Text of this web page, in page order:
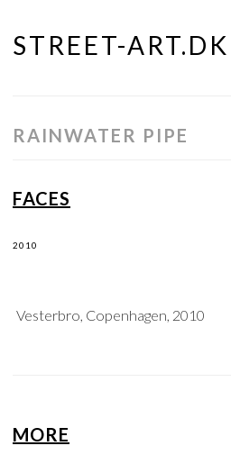
Skip
STREET-ART.DK
RAINWATER PIPE
FACES
2010
Vesterbro, Copenhagen, 2010
MORE